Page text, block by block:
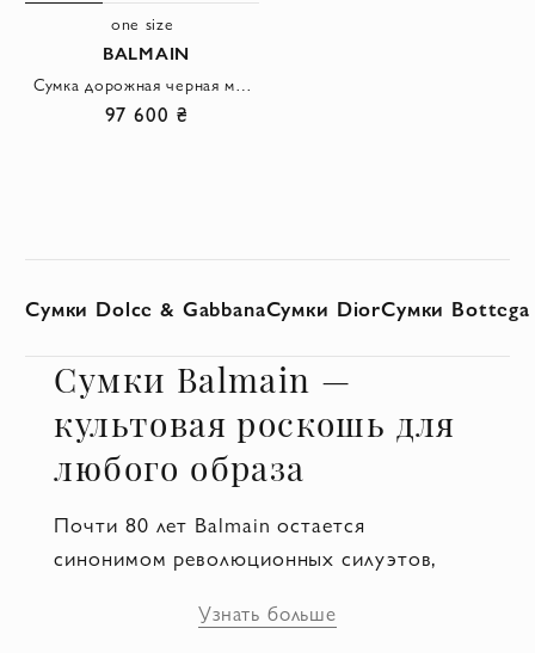
one size
BALMAIN
Сумка дорожная черная мужская
97 600 ₴
Сумки Dolce & GabbanaСумки DiorСумки Bottega
Сумки Balmain —
культовая роскошь для
любого образа
Почти 80 лет Balmain остается
синонимом революционных силуэтов,
деталей. Сумки бренда не стали
Узнать больше